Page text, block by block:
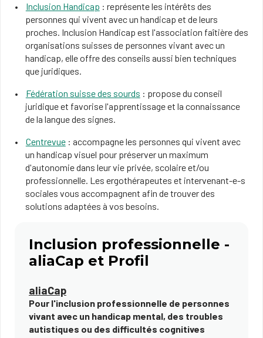
Inclusion Handicap : représente les intérêts des
personnes qui vivent avec un handicap et de leurs
proches. Inclusion Handicap est l'association faîtière des
organisations suisses de personnes vivant avec un
handicap, elle offre des conseils aussi bien techniques
que juridiques.
Fédération suisse des sourds : propose du conseil
juridique et favorise l'apprentissage et la connaissance
de la langue des signes.
Centrevue: accompagne les personnes qui vivent avec
un handicap visuel pour préserver un maximum
d'autonomie dans leur vie privée, scolaire et/ou
professionnelle. Les ergothérapeutes et intervenant-e-s
sociales vous accompagnent afin de trouver des
solutions adaptées à vos besoins.
Inclusion professionnelle -
aliaCap et Profil
​​aliaCap
Pour l'inclusion professionnelle de personnes
vivant avec un handicap mental, des troubles
autistiques ou des difficultés cognitives